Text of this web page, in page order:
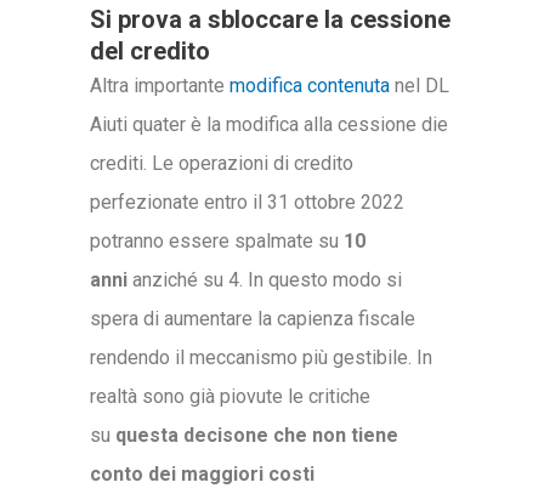
Si prova a sbloccare la cessione
del credito
Altra importante modifica contenutanel DL
Aiuti quater è la modifica alla cessione die
crediti. Le operazioni di credito
perfezionate entro il 31 ottobre 2022
potranno essere spalmate su 10
annianziché su 4. In questo modo si
spera di aumentare la capienza fiscale
rendendo il meccanismo più gestibile. In
realtà sono già piovute le critiche
su questa decisone che non tiene
conto dei maggiori costi